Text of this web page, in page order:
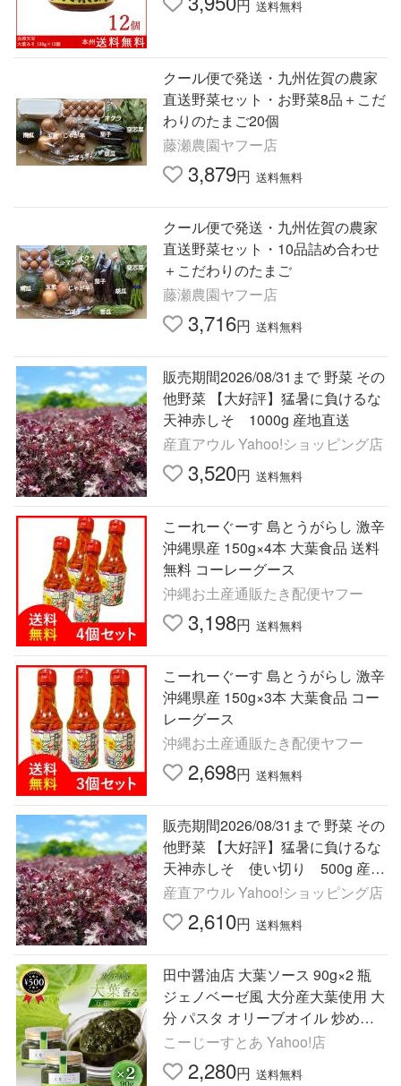
円 送料無料
クール便で発送・九州佐賀の農家
直送野菜セット・お野菜8品＋こだ
わりのたまご20個
藤瀬農園ヤフー店
3,879円 送料無料
クール便で発送・九州佐賀の農家
直送野菜セット・10品詰め合わせ
＋こだわりのたまご
藤瀬農園ヤフー店
3,716円 送料無料
販売期間2026/08/31まで 野菜 その
他野菜 【大好評】猛暑に負けるな
天神赤しそ 1000g 産地直送
産直アウル Yahoo!ショッピング店
3,520円 送料無料
こーれーぐーす 島とうがらし 激辛
沖縄県産 150g×4本 大葉食品 送料
無料 コーレーグース
沖縄お土産通販たき配便ヤフー
3,198円 送料無料
こーれーぐーす 島とうがらし 激辛
沖縄県産 150g×3本 大葉食品 コー
レーグース
沖縄お土産通販たき配便ヤフー
2,698円 送料無料
販売期間2026/08/31まで 野菜 その
他野菜 【大好評】猛暑に負けるな
天神赤しそ 使い切り 500g 産地
直送
産直アウル Yahoo!ショッピング店
2,610円 送料無料
田中醤油店 大葉ソース 90g×2 瓶
ジェノベーゼ風 大分産大葉使用 大
分 パスタ オリーブオイル 炒め物
大葉 爽やか 健康効果 東洋のハー
ブ ポイント利用
こーじーすとあ Yahoo!店
2,280円 送料無料